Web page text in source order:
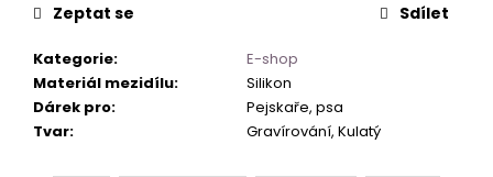
Kategorie:
E-shop
Materiál mezidílu:
Silikon
Dárek pro:
Pejskaře, psa
Tvar: Gravírování, Kulatý
Zeptat se Sdílet